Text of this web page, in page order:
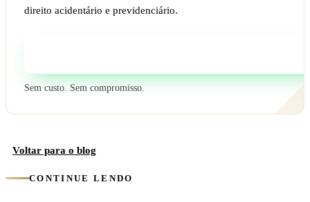
direito acidentário e previdenciário.
Sem custo. Sem compromisso.
Voltar para o blog
CONTINUE LENDO